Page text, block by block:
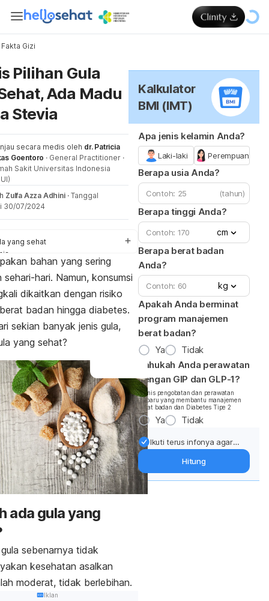
Fakta Gizi
Pilihan Gula
Ada Madu
Stevia
secara medis oleh dr. Patricia
Goentoro · General Practitioner ·
Sakit Universitas Indonesia
Zulfa Azza Adhini · Tanggal
30/07/2024
yang sehat
konsumsi gulabahan yang sering
sehari-hari. Namun, konsumsi
dikaitkan dengan risiko
badan hingga diabetes.
sekian banyak jenis gula,
yang sehat?
ada gula yang
sebenarnya tidak
kesehatan asalkan
moderat, tidak berlebihan.
Iklan
Kalkulator
BMI (IMT)
Apa jenis kelamin Anda?
Laki-laki Perempuan
Berapa usia Anda?
(tahun)
Berapa tinggi Anda?
cm
Berapa berat badan
Anda?
kg
Apakah Anda berminat
program manajemen
berat badan?
Ya
Tidak
Tahukah Anda perawatan
dengan GIP dan GLP-1?
*Jenis pengobatan dan perawatan
terbaru yang membantu manajemen
berat badan dan Diabetes Tipe 2
Ya Tidak
Ikuti terus infonya agar
Dapatkan update dari
Hitung